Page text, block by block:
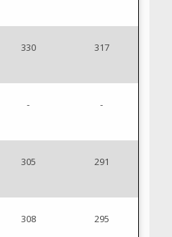
330 317
- -
305 291
308 295